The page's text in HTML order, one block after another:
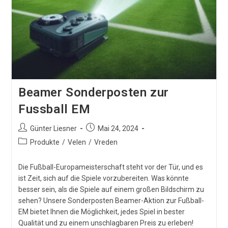
Beamer Sonderposten zur
Fussball EM
Beitrags-
Autor:
Günter Liesner
Beitrag
veröffentlicht:
Mai 24, 2024
Beitrags-
Produkte / Velen / Vreden
Die Fußball-Europameisterschaft steht vor der Tür, und es
ist Zeit, sich auf die Spiele vorzubereiten. Was könnte
besser sein, als die Spiele auf einem großen Bildschirm zu
sehen? Unsere Sonderposten Beamer-Aktion zur Fußball-
EM bietet Ihnen die Möglichkeit, jedes Spiel in bester
Qualität und zu einem unschlagbaren Preis zu erleben!